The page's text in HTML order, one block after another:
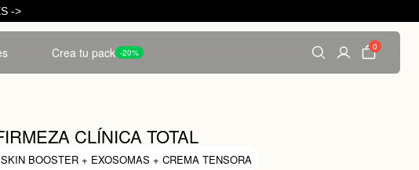
->
Crea tu pack -20%
0
CLÍNICA TOTAL
SKIN BOOSTER + EXOSOMAS + CREMA TENSORA